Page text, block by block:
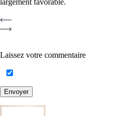
largement favorable.
Laissez votre commentaire
Envoyer